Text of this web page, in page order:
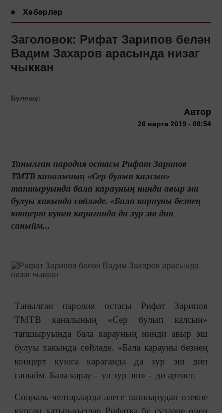
Хәбәрләр
Заголовок: Рифат Зарипов белән
Вадим Захаров арасында низаг
чыккан
Бүлешү:
Автор
26 марта 2019 - 08:54
Танылган пародия остасы Рифат Зарипов
ТМТВ каналының «Сер булып калсын»
тапшыруында бала карауның нинди авыр эш
булуы хакында сөйләде. «Бала карауны безнең
концерт куюга караганда да зур эш дип
саныйм...
Танылган пародия остасы Рифат Зарипов
ТМТВ каналының «Сер булып калсын»
тапшыруында бала карауның нинди авыр эш
булуы хакында сөйләде. «Бала карауны безнең
концерт куюга караганда да зур эш дип
саныйм. Бала карау – ул зур эш» – ди артист.
Социаль челтәрләрдә әлеге тапшырудан өзекне
күргән хатын-кызлар Рифатка бу сүзләре өчен